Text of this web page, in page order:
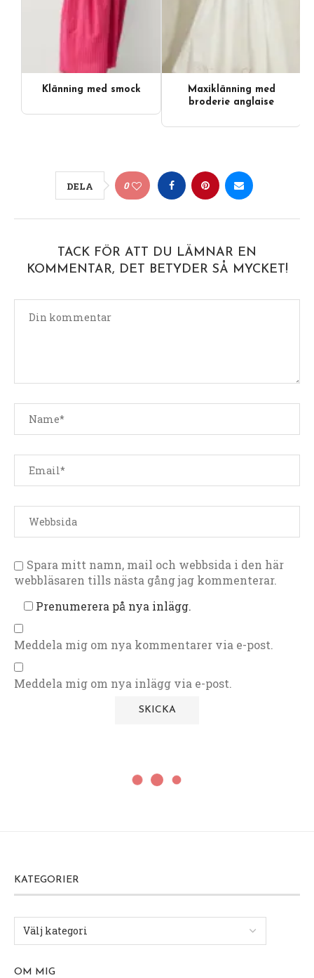
Klänning med smock
Maxiklänning med
broderie anglaise
DELA 0
TACK FÖR ATT DU LÄMNAR EN
KOMMENTAR, DET BETYDER SÅ MYCKET!
Spara mitt namn, mail och webbsida i den här
webbläsaren tills nästa gång jag kommenterar.
Prenumerera på nya inlägg.
Meddela mig om nya kommentarer via e-post.
Meddela mig om nya inlägg via e-post.
KATEGORIER
OM MIG